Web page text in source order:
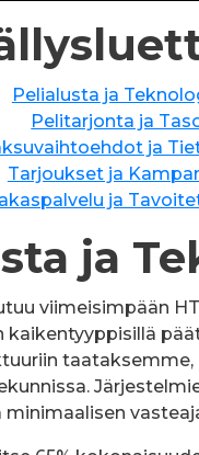
Pelialusta ja
Pelitarjonta ja
ja
Tarjoukset ja
ja
ja
viimeisimpään
taataksemme,